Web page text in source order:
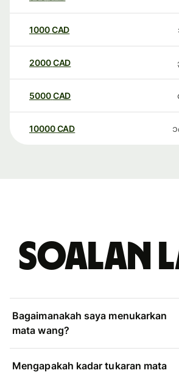
1000CAD
2000CAD
5000CAD
10000 CAD
Soalan
Bagaimanakah saya menukarkan
mata wang?
Mengapakah kadar tukaran mata